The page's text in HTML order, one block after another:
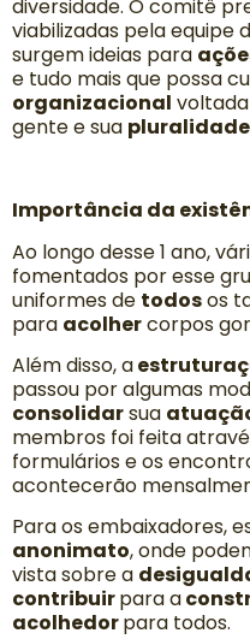
diversidade. O comitê
viabilizadas pela equipe
surgem ideias para
e tudo mais que possa
organizacional
gente e sua pluralidade
Importância da
Ao longo desse 1 ano,
fomentados por esse
uniformes de todosos
para acolhercorpos
Além disso, a
passou por algumas
consolidarsua
membros foi feita
formulários e os
acontecerão
Para os embaixadores,
anonimato, onde
vista sobre a
contribuirpara a
acolhedorpara todos.